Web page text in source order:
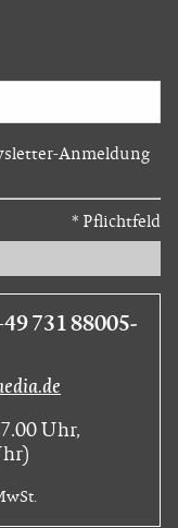
Anmeldung
* Pflichtfeld
731 88005-
Uhr,